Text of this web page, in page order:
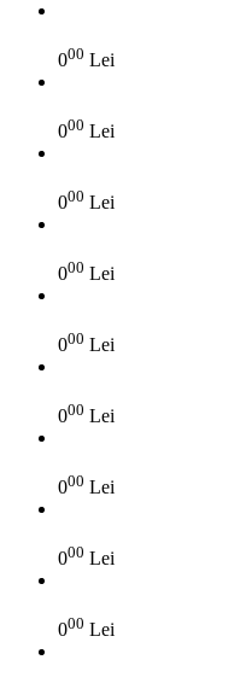
000 Lei
000 Lei
000 Lei
000 Lei
000 Lei
000 Lei
000 Lei
000 Lei
000 Lei